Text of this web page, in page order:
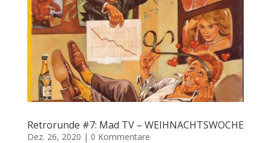
Retrorunde #7: Mad TV – WEIHNACHTSWOCHE
Dez. 26, 2020 | 0 Kommentare